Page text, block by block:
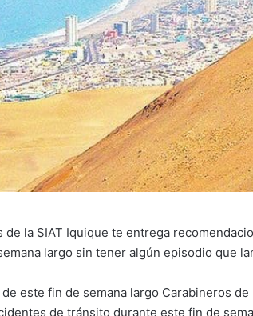
de la SIAT Iquique te entrega
largo sin tener algún episodio que
este fin de semana largo Carabineros
de tránsito durante este fin de